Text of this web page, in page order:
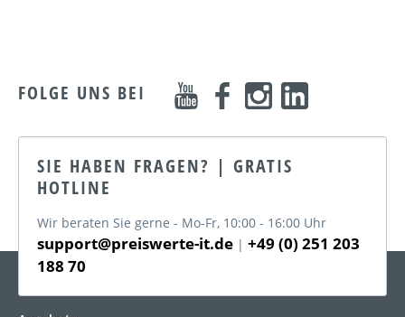
FOLGE UNS BEI
SIE HABEN FRAGEN? | GRATIS
HOTLINE
Wir beraten Sie gerne - Mo-Fr, 10:00 - 16:00 Uhr
support@preiswerte-it.de | +49 (0) 251 203
188 70